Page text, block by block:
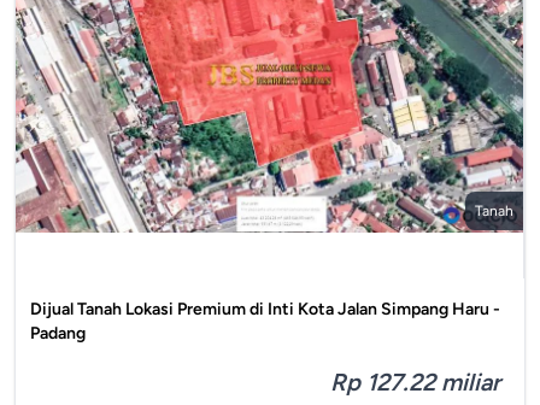
Tanah
Dijual Tanah Lokasi Premium di Inti Kota Jalan Simpang Haru -
Padang
Rp 127.22 miliar